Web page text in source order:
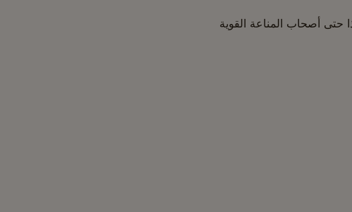
حتى أصحاب المناعة القوية